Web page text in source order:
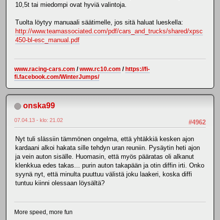
10,5t tai miedompi ovat hyviä valintoja.
Tuolta löytyy manuaali säätimelle, jos sitä haluat lueskella:
http://www.teamassociated.com/pdf/cars_and_trucks/shared/xpsc
450-bl-esc_manual.pdf
www.racing-cars.com /www.rc10.com / https://fi-
fi.facebook.com/WinterJumps/
onska99
#4962
07.04.13 - klo: 21.02
Nyt tuli slässiin tämmönen ongelma, että yhtäkkiä kesken ajon
kardaani alkoi hakata sille tehdyn uran reuniin. Pysäytin heti ajon
ja vein auton sisälle. Huomasin, että myös pääratas oli alkanut
klenkkua edes takas... purin auton takapään ja otin diffin irti. Onko
syynä nyt, että minulta puuttuu välistä joku laakeri, koska diffi
tuntuu kiinni olessaan löysältä?
More speed, more fun